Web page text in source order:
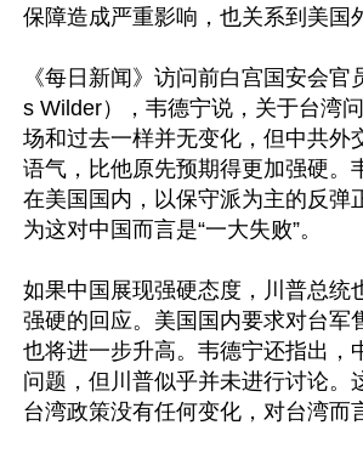
保障造成严重影响，也关系到美国
《每日新闻》访问前白宫国安会官
s Wilder），韦德宁说，关于台湾
场和过去一样并无变化，但中共外
语气，比他原先预期得更加强硬。
在美国国内，以保守派为主的反弹
为这对中国而言是“一大失败”。
如果中国展现强硬态度，川普总统
强硬的回应。美国国内要求对台军
也将进一步升高。韦德宁还指出，
问题，但川普似乎并未进行讨论。
台湾政策没有任何变化，对台湾而